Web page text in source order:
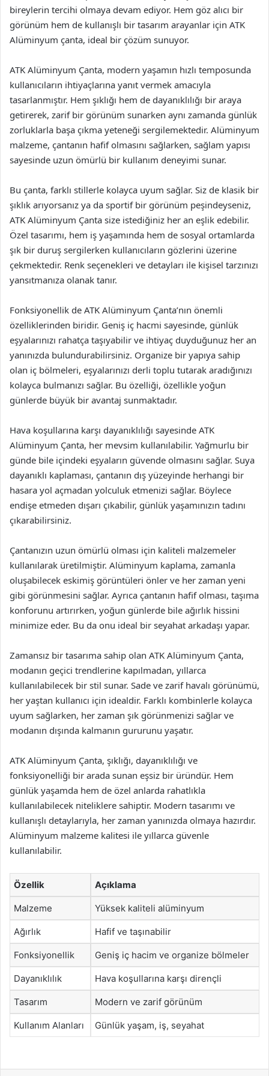
bireylerin tercihi olmaya devam ediyor. Hem göz alıcı bir
görünüm hem de kullanışlı bir tasarım arayanlar için ATK
Alüminyum çanta, ideal bir çözüm sunuyor.
ATK Alüminyum Çanta, modern yaşamın hızlı temposunda
kullanıcıların ihtiyaçlarına yanıt vermek amacıyla
tasarlanmıştır. Hem şıklığı hem de dayanıklılığı bir araya
getirerek, zarif bir görünüm sunarken aynı zamanda günlük
zorluklarla başa çıkma yeteneği sergilemektedir. Alüminyum
malzeme, çantanın hafif olmasını sağlarken, sağlam yapısı
sayesinde uzun ömürlü bir kullanım deneyimi sunar.
Bu çanta, farklı stillerle kolayca uyum sağlar. Siz de klasik bir
şıklık arıyorsanız ya da sportif bir görünüm peşindeyseniz,
ATK Alüminyum Çanta size istediğiniz her an eşlik edebilir.
Özel tasarımı, hem iş yaşamında hem de sosyal ortamlarda
şık bir duruş sergilerken kullanıcıların gözlerini üzerine
çekmektedir. Renk seçenekleri ve detayları ile kişisel tarzınızı
yansıtmanıza olanak tanır.
Fonksiyonellik de ATK Alüminyum Çanta’nın önemli
özelliklerinden biridir. Geniş iç hacmi sayesinde, günlük
eşyalarınızı rahatça taşıyabilir ve ihtiyaç duyduğunuz her an
yanınızda bulundurabilirsiniz. Organize bir yapıya sahip
olan iç bölmeleri, eşyalarınızı derli toplu tutarak aradığınızı
kolayca bulmanızı sağlar. Bu özelliği, özellikle yoğun
günlerde büyük bir avantaj sunmaktadır.
Hava koşullarına karşı dayanıklılığı sayesinde ATK
Alüminyum Çanta, her mevsim kullanılabilir. Yağmurlu bir
günde bile içindeki eşyaların güvende olmasını sağlar. Suya
dayanıklı kaplaması, çantanın dış yüzeyinde herhangi bir
hasara yol açmadan yolculuk etmenizi sağlar. Böylece
endişe etmeden dışarı çıkabilir, günlük yaşamınızın tadını
çıkarabilirsiniz.
Çantanızın uzun ömürlü olması için kaliteli malzemeler
kullanılarak üretilmiştir. Alüminyum kaplama, zamanla
oluşabilecek eskimiş görüntüleri önler ve her zaman yeni
gibi görünmesini sağlar. Ayrıca çantanın hafif olması, taşıma
konforunu artırırken, yoğun günlerde bile ağırlık hissini
minimize eder. Bu da onu ideal bir seyahat arkadaşı yapar.
Zamansız bir tasarıma sahip olan ATK Alüminyum Çanta,
modanın geçici trendlerine kapılmadan, yıllarca
kullanılabilecek bir stil sunar. Sade ve zarif havalı görünümü,
her yaştan kullanıcı için idealdir. Farklı kombinlerle kolayca
uyum sağlarken, her zaman şık görünmenizi sağlar ve
modanın dışında kalmanın gururunu yaşatır.
ATK Alüminyum Çanta, şıklığı, dayanıklılığı ve
fonksiyonelliği bir arada sunan eşsiz bir üründür. Hem
günlük yaşamda hem de özel anlarda rahatlıkla
kullanılabilecek niteliklere sahiptir. Modern tasarımı ve
kullanışlı detaylarıyla, her zaman yanınızda olmaya hazırdır.
Alüminyum malzeme kalitesi ile yıllarca güvenle
kullanılabilir.
Özellik Açıklama
Malzeme Yüksek kaliteli alüminyum
Ağırlık Hafif ve taşınabilir
Fonksiyonellik Geniş iç hacim ve organize bölmeler
Dayanıklılık Hava koşullarına karşı dirençli
Tasarım Modern ve zarif görünüm
Kullanım Alanları Günlük yaşam, iş, seyahat